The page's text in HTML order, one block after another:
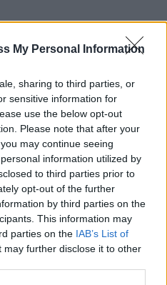
My Personal Information
sharing to third parties, or
sensitive information for
use the below opt-out
Please note that after your
may continue seeing
information utilized by
to third parties prior to
opt-out of the further
by third parties on the
This information may
parties on the IAB’s List of
may further disclose it to other
recesszió
amerikai feldolgozóipari
Fed-index)
többen beszélnek
körében, azaz az újabb
- mutatnak rá rövid
égisze alá tartozó